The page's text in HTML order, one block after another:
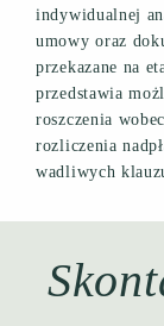
indywidualnej
umowy oraz
przekazane na
przedstawia
roszczenia
rozliczenia
wadliwych